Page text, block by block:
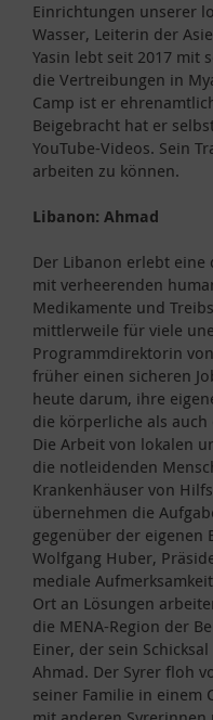
Einrichtungen unserer
Wasser, Leiterin der
Yasin lebt seit 2017 mit
die Vertreibungen in
Camp ist er
Beigebracht hat er
YouTube-Videos. Sein
arbeiten zu können.
Libanon: Ahmad
Der Libanon erlebt
mit verheerenden
Medikamente und
mittlerweile für viele
Programmdirektorin
früher einen sicheren
heute darum, ihre
die körperliche als auch
Die Arbeit von lokalen
die notleidenden
Krankenhäuser von
übernehmen die
gegenüber der eigenen
Wolfgang Huber,
mediale
Ort an Lösungen
die MENA-Region der
Einer, der sein
Ahmad. Der Syrer floh
seiner Familie in einem